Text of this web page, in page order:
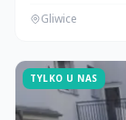
Gliwice
TYLKO U NAS